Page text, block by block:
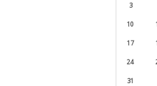
3
10
17
24
31